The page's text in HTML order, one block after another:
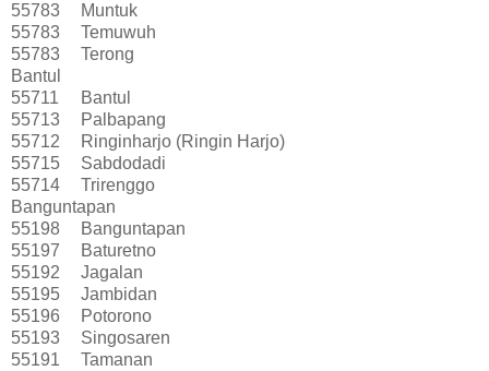
55783
Muntuk
55783
Temuwuh
55783
Terong
Bantul
55711
Bantul
55713
Palbapang
55712
Ringinharjo (Ringin Harjo)
55715
Sabdodadi
55714
Trirenggo
Banguntapan
55198
Banguntapan
55197
Baturetno
55192
Jagalan
55195
Jambidan
55196
Potorono
55193
Singosaren
55191
Tamanan